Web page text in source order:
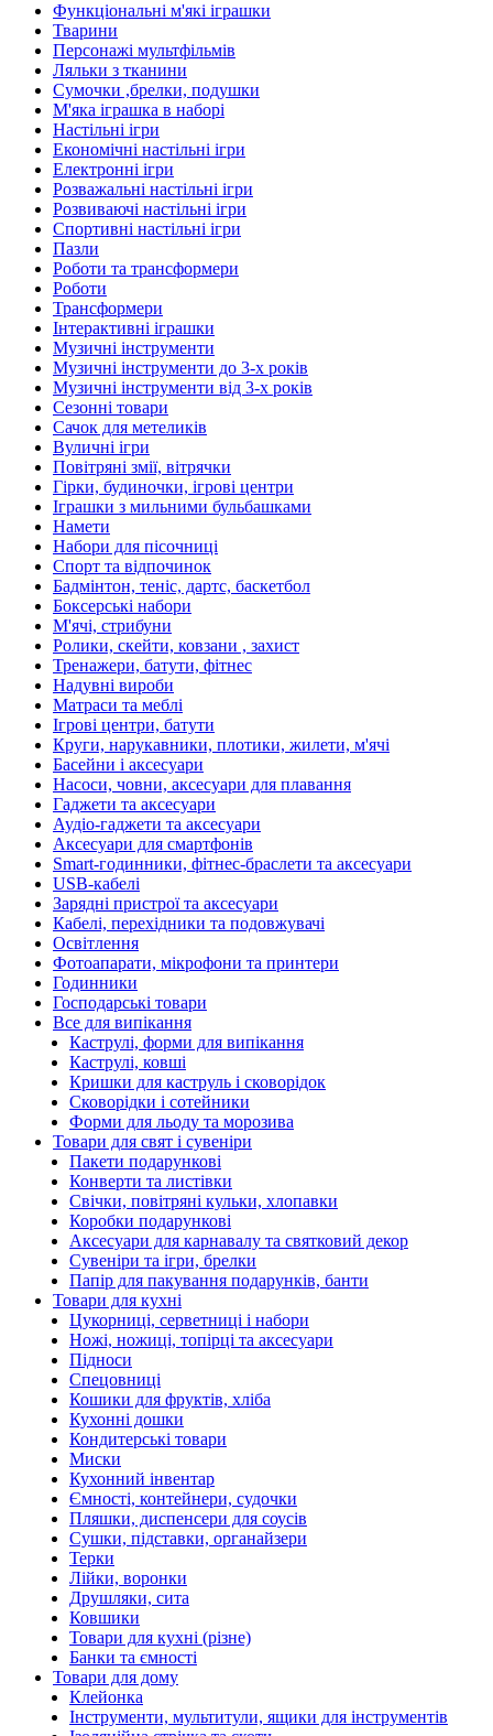
Функціональні м'які іграшки
Тварини
Персонажі мультфільмів
Ляльки з тканини
Сумочки ,брелки, подушки
М'яка іграшка в наборі
Настільні ігри
Економічні настільні ігри
Електронні ігри
Розважальні настільні ігри
Розвиваючі настільні ігри
Спортивні настільні ігри
Пазли
Роботи та трансформери
Роботи
Трансформери
Інтерактивні іграшки
Музичні інструменти
Музичні інструменти до 3-х років
Музичні інструменти від 3-х років
Сезонні товари
Сачок для метеликів
Вуличні ігри
Повітряні змії, вітрячки
Гірки, будиночки, ігрові центри
Іграшки з мильними бульбашками
Намети
Набори для пісочниці
Спорт та відпочинок
Бадмінтон, теніс, дартс, баскетбол
Боксерські набори
М'ячі, стрибуни
Ролики, скейти, ковзани , захист
Тренажери, батути, фітнес
Надувні вироби
Матраси та меблі
Ігрові центри, батути
Круги, нарукавники, плотики, жилети, м'ячі
Басейни і аксесуари
Насоси, човни, аксесуари для плавання
Гаджети та аксесуари
Аудіо-гаджети та аксесуари
Аксесуари для смартфонів
Smart-годинники, фітнес-браслети та аксесуари
USB-кабелі
Зарядні пристрої та аксесуари
Кабелі, перехідники та подовжувачі
Освітлення
Фотоапарати, мікрофони та принтери
Годинники
Господарські товари
Все для випікання
Каструлі, форми для випікання
Каструлі, ковші
Кришки для каструль і сковорідок
Сковорідки і сотейники
Форми для льоду та морозива
Товари для свят і сувеніри
Пакети подарункові
Конверти та листівки
Свічки, повітряні кульки, хлопавки
Коробки подарункові
Аксесуари для карнавалу та святковий декор
Сувеніри та ігри, брелки
Папір для пакування подарунків, банти
Товари для кухні
Цукорниці, серветниці і набори
Ножі, ножиці, топірці та аксесуари
Підноси
Спецовниці
Кошики для фруктів, хліба
Кухонні дошки
Кондитерські товари
Миски
Кухонний інвентар
Ємності, контейнери, судочки
Пляшки, диспенсери для соусів
Сушки, підставки, органайзери
Терки
Лійки, воронки
Друшляки, сита
Ковшики
Товари для кухні (різне)
Банки та ємності
Товари для дому
Клейонка
Інструменти, мультитули, ящики для інструментів